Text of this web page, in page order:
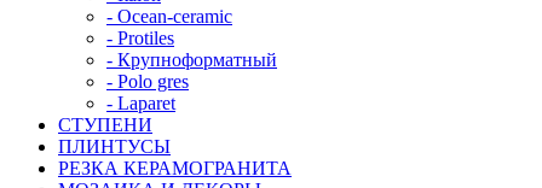
- Ocean-ceramic
- Protiles
- Крупноформатный
- Polo gres
- Laparet
СТУПЕНИ
ПЛИНТУСЫ
РЕЗКА КЕРАМОГРАНИТА